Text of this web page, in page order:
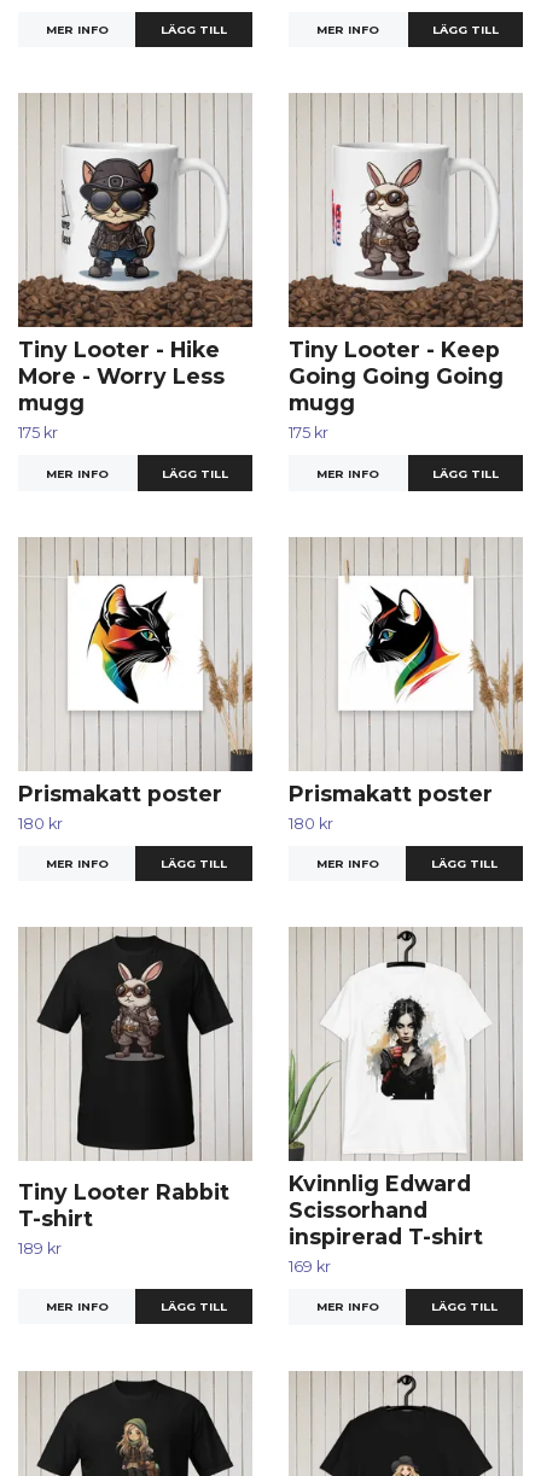
MER INFO LÄGG TILL MER INFO
Tiny Looter - Hike
More - Worry Less
mugg
175 kr
MER INFO
Tiny Looter - Keep
Going Going Going
mugg
175 kr
MER INFO
Prismakatt poster
180 kr
MER INFO LÄGG TILL
Prismakatt poster
180 kr
MER INFO LÄGG TILL
Tiny Looter Rabbit
T-shirt
189 kr
MER INFO LÄGG TILL
Kvinnlig Edward
Scissorhand
inspirerad T-shirt
169 kr
MER INFO LÄGG TILL